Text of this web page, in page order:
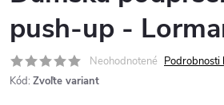
push-up -
Neohodnotené Podrobnosti
Kód: Zvoľte variant